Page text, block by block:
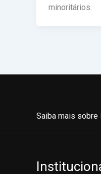
minoritários.
Saiba mais sobre